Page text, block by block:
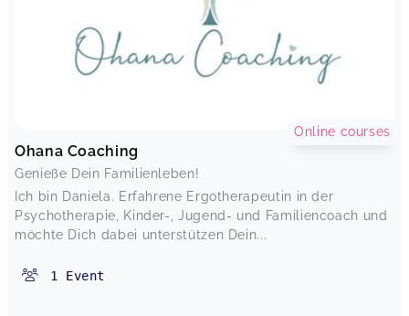
Ohana Coaching
Genieße Dein Familienleben!
Ich bin Daniela. Erfahrene Ergotherapeutin in der
Psychotherapie, Kinder-, Jugend- und Familiencoach und
möchte Dich dabei unterstützen Dein...
Online courses
1 Event